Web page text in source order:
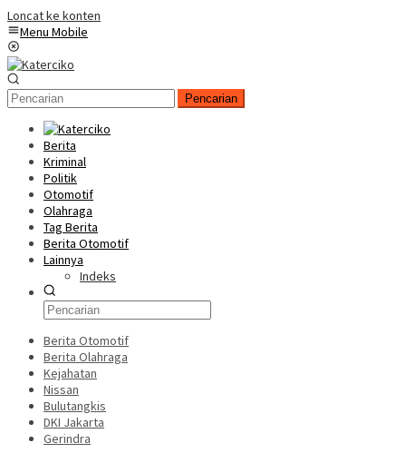
Loncat ke konten
Menu Mobile
Pencarian
Berita
Kriminal
Politik
Otomotif
Olahraga
Tag Berita
Berita Otomotif
Lainnya
Indeks
Berita Otomotif
Berita Olahraga
Kejahatan
Nissan
Bulutangkis
DKI Jakarta
Gerindra